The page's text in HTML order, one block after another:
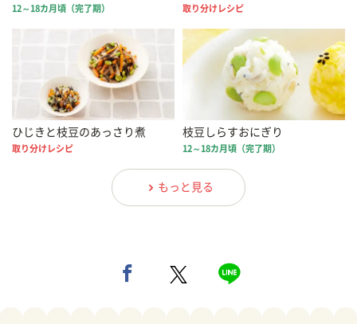
12～18カ月頃（完了期） 取り分けレシピ
ひじきと枝豆のあっさり煮
取り分けレシピ
枝豆しらすおにぎり
12～18カ月頃（完了期）
もっと見る